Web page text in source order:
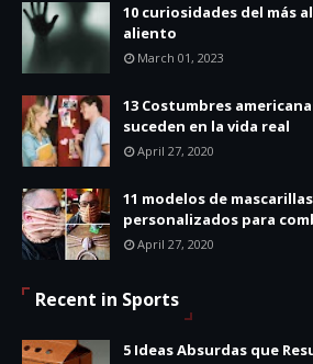
10 curiosidades del más
aliento
March 01, 2023
13 Costumbres
suceden en la vida real
April 27, 2020
11 modelos de
personalizados para
April 27, 2020
Recent in Sports
5 Ideas Absurdas que